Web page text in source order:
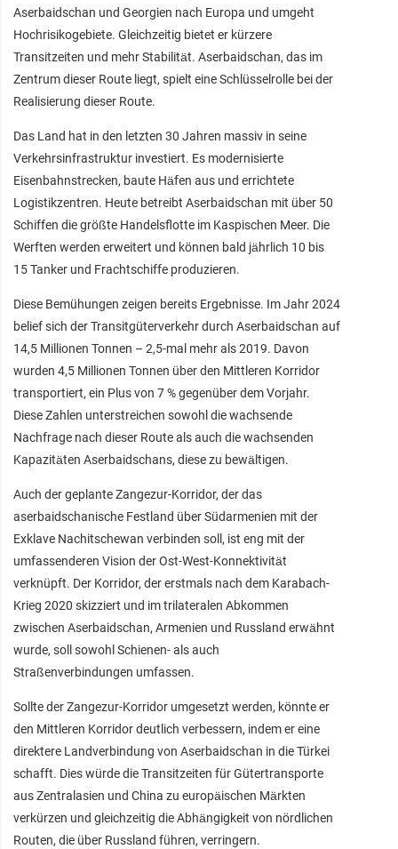
Aserbaidschan und Georgien nach Europa und umgeht
Hochrisikogebiete. Gleichzeitig bietet er kürzere
Transitzeiten und mehr Stabilität. Aserbaidschan, das im
Zentrum dieser Route liegt, spielt eine Schlüsselrolle bei der
Realisierung dieser Route.
Das Land hat in den letzten 30 Jahren massiv in seine
Verkehrsinfrastruktur investiert. Es modernisierte
Eisenbahnstrecken, baute Häfen aus und errichtete
Logistikzentren. Heute betreibt Aserbaidschan mit über 50
Schiffen die größte Handelsflotte im Kaspischen Meer. Die
Werften werden erweitert und können bald jährlich 10 bis
15 Tanker und Frachtschiffe produzieren.
Diese Bemühungen zeigen bereits Ergebnisse. Im Jahr 2024
belief sich der Transitgüterverkehr durch Aserbaidschan auf
14,5 Millionen Tonnen – 2,5-mal mehr als 2019. Davon
wurden 4,5 Millionen Tonnen über den Mittleren Korridor
transportiert, ein Plus von 7 % gegenüber dem Vorjahr.
Diese Zahlen unterstreichen sowohl die wachsende
Nachfrage nach dieser Route als auch die wachsenden
Kapazitäten Aserbaidschans, diese zu bewältigen.
Auch der geplante Zangezur-Korridor, der das
aserbaidschanische Festland über Südarmenien mit der
Exklave Nachitschewan verbinden soll, ist eng mit der
umfassenderen Vision der Ost-West-Konnektivität
verknüpft. Der Korridor, der erstmals nach dem Karabach-
Krieg 2020 skizziert und im trilateralen Abkommen
zwischen Aserbaidschan, Armenien und Russland erwähnt
wurde, soll sowohl Schienen- als auch
Straßenverbindungen umfassen.
Sollte der Zangezur-Korridor umgesetzt werden, könnte er
den Mittleren Korridor deutlich verbessern, indem er eine
direktere Landverbindung von Aserbaidschan in die Türkei
schafft. Dies würde die Transitzeiten für Gütertransporte
aus Zentralasien und China zu europäischen Märkten
verkürzen und gleichzeitig die Abhängigkeit von nördlichen
Routen, die über Russland führen, verringern.